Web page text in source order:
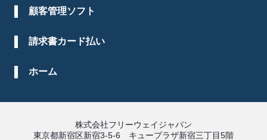
顧客管理ソフト
請求書カード払い
ホーム
株式会社フリーウェイジャパン
東京都新宿区新宿3-5-6 キュープラザ新宿三丁目5階